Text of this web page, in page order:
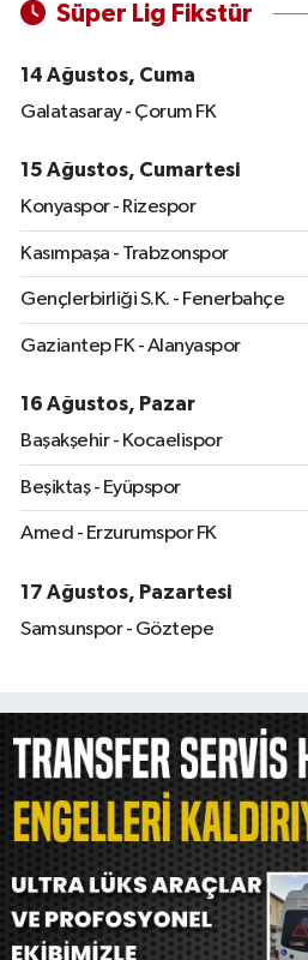
Süper Lig Fikstür
14 Ağustos, Cuma
Galatasaray - Çorum FK
15 Ağustos, Cumartesi
Konyaspor - Rizespor
Kasımpaşa - Trabzonspor
Gençlerbirliği S.K. - Fenerbahçe
Gaziantep FK - Alanyaspor
16 Ağustos, Pazar
Başakşehir - Kocaelispor
Beşiktaş - Eyüpspor
Amed - Erzurumspor FK
17 Ağustos, Pazartesi
Samsunspor - Göztepe